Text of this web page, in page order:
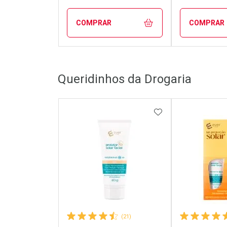
COMPRAR
Laboratório
Por Menos
COMPRAR
Por
Queridinhos da Drogaria
(21)
ADICIONAR AOS